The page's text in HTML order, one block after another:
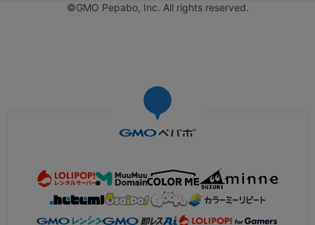
©GMO Pepabo, Inc. All rights reserved.